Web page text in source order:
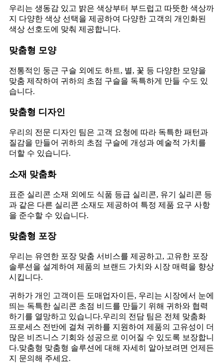
우리는 생동감 있고 밝은 색상부터 부드럽고 따뜻한 색상까
지 다양한 색상 선택을 제공하여 다양한 고객의 개인화된
색상 선호도에 맞춰 제공합니다.
맞춤형 모양
전통적인 둥근 구슬 외에도 하트, 별, 꽃 등 다양한 모양을
맞춤 제작하여 귀하의 초점 구슬을 독특하게 만들 수도 있
습니다.
맞춤형 디자인
우리의 전문 디자인 팀은 고객 요청에 따라 독특한 패턴과
질감을 만들어 귀하의 초점 구슬에 개성과 예술적 가치를
더할 수 있습니다.
소재 맞춤화
표준 실리콘 소재 외에도 식품 등급 실리콘, 유기 실리콘 등
과 같은 다른 실리콘 소재도 제공하여 특정 제품 요구 사항
을 준수할 수 있습니다.
맞춤형 포장
우리는 유연한 포장 맞춤 서비스를 제공하고, 고유한 포장
솔루션을 설계하여 제품의 브랜드 가치와 시장 매력을 향상
시킵니다.
귀하가 개인 고객이든 도매업자이든, 우리는 시장에서 눈에
띄는 독특한 실리콘 초점 비드를 만들기 위해 귀하와 협력
하기를 열망하고 있습니다.우리의 전담 팀은 전체 맞춤화
프로세스 전반에 걸쳐 귀하를 지원하여 제품의 고유성이 더
많은 비즈니스 기회와 성공으로 이어질 수 있도록 보장합니
다.맞춤형 맞춤형 솔루션에 대해 자세히 알아보려면 언제든
지 문의해 주세요.